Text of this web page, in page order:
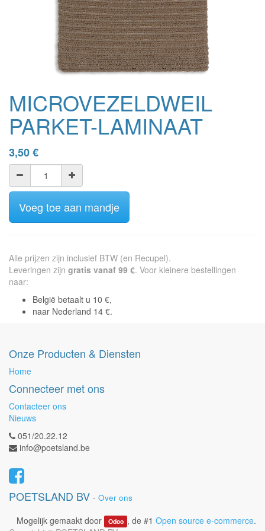
MICROVEZELDWEIL
PARKET-LAMINAAT
3,50€
Voeg toe aan mandje
Alle prijzen zijn inclusief BTW (en Recupel).
Leveringen zijn gratis vanaf 99 €. Voor kleinere bestellingen
naar:
België betaalt u 10 €,
naar Nederland 14 €.
Onze Producten & Diensten
Home
Connecteer met ons
Contacteer ons
Nieuws
051/20.22.12
info@poetsland.be
POETSLAND BV - Over ons
Mogelijk gemaakt door Odoo , de #1 Open source e-commerce.